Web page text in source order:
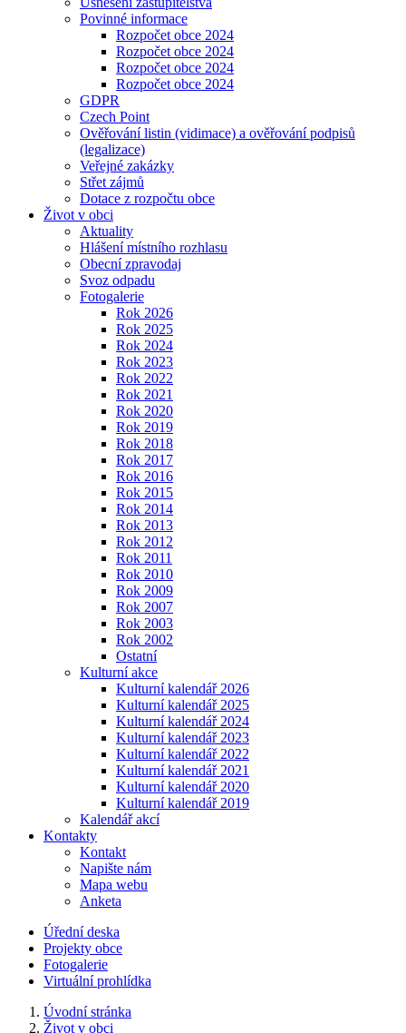
Povinné informace
Rozpočet obce 2024
Rozpočet obce 2024
Rozpočet obce 2024
Rozpočet obce 2024
GDPR
Czech Point
Ověřování listin (vidimace) a ověřování podpisů
(legalizace)
Veřejné zakázky
Střet zájmů
Dotace z rozpočtu obce
Život v obci
Aktuality
Hlášení místního rozhlasu
Obecní zpravodaj
Svoz odpadu
Fotogalerie
Rok 2026
Rok 2025
Rok 2024
Rok 2023
Rok 2022
Rok 2021
Rok 2020
Rok 2019
Rok 2018
Rok 2017
Rok 2016
Rok 2015
Rok 2014
Rok 2013
Rok 2012
Rok 2011
Rok 2010
Rok 2009
Rok 2007
Rok 2003
Rok 2002
Ostatní
Kulturní akce
Kulturní kalendář 2026
Kulturní kalendář 2025
Kulturní kalendář 2024
Kulturní kalendář 2023
Kulturní kalendář 2022
Kulturní kalendář 2021
Kulturní kalendář 2020
Kulturní kalendář 2019
Kalendář akcí
Kontakty
Kontakt
Napište nám
Mapa webu
Anketa
Úřední deska
Projekty obce
Fotogalerie
Virtuální prohlídka
Úvodní stránka
Život v obci